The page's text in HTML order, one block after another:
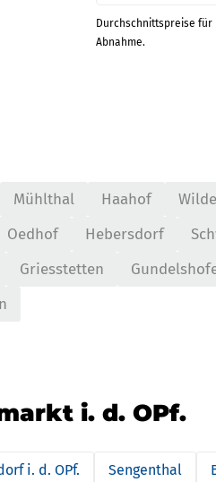
Durchschnittspreise für
Abnahme.
Mühlthal Haahof
Oedhof Hebersdorf
Griesstetten
i. d. OPf.
i. d. OPf. Sengenthal